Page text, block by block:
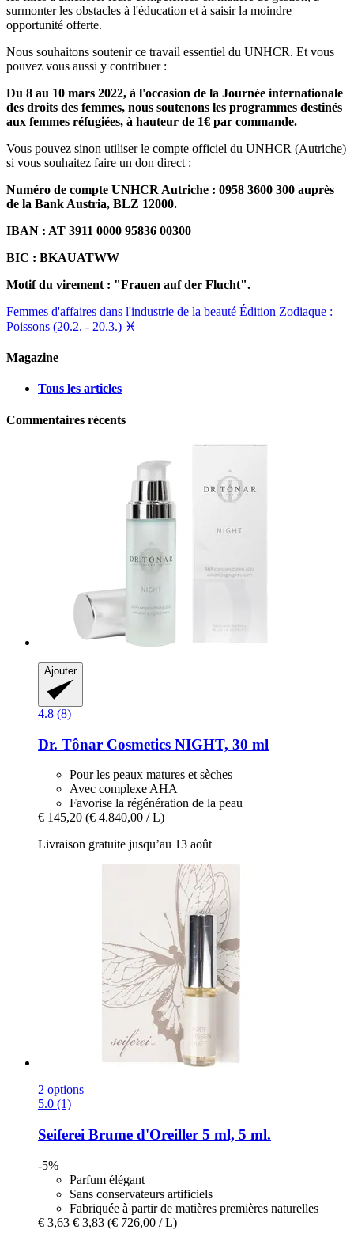
surmonter les obstacles à l'éducation et à saisir la moindre
opportunité offerte.
Nous souhaitons soutenir ce travail essentiel du UNHCR. Et vous
pouvez vous aussi y contribuer :
Du 8 au 10 mars 2022, à l'occasion de la Journée internationale
des droits des femmes, nous soutenons les programmes destinés
aux femmes réfugiées, à hauteur de 1€ par commande.
Vous pouvez sinon utiliser le compte officiel du UNHCR (Autriche)
si vous souhaitez faire un don direct :
Numéro de compte UNHCR Autriche : 0958 3600 300 auprès
de la Bank Austria, BLZ 12000.
IBAN : AT 3911 0000 95836 00300
BIC : BKAUATWW
Motif du virement : "Frauen auf der Flucht".
Femmes d'affaires dans l'industrie de la beauté Édition Zodiaque :
Poissons (20.2. - 20.3.) ♓
Magazine
Tous les articles
Commentaires récents
Ajouter
4.8 (8)
Dr. Tônar Cosmetics NIGHT, 30 ml
Pour les peaux matures et sèches
Avec complexe AHA
Favorise la régénération de la peau
€ 145,20 (€ 4.840,00 / L)
Livraison gratuite jusqu’au 13 août
2 options
5.0 (1)
Seiferei Brume d'Oreiller 5 ml, 5 ml.
-5%
Parfum élégant
Sans conservateurs artificiels
Fabriquée à partir de matières premières naturelles
€ 3,63 € 3,83 (€ 726,00 / L)